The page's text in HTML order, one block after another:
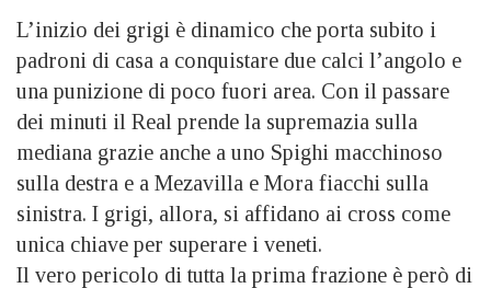
L’inizio dei grigi è dinamico che porta subito i
padroni di casa a conquistare due calci l’angolo e
una punizione di poco fuori area. Con il passare
dei minuti il Real prende la supremazia sulla
mediana grazie anche a uno Spighi macchinoso
sulla destra e a Mezavilla e Mora fiacchi sulla
sinistra. I grigi, allora, si affidano ai cross come
unica chiave per superare i veneti.
Il vero pericolo di tutta la prima frazione è però di